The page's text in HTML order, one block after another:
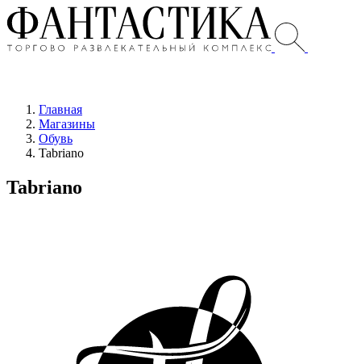
Главная
Магазины
Обувь
Tabriano
Tabriano